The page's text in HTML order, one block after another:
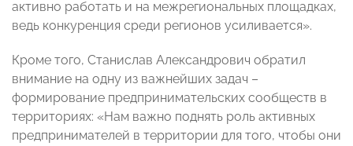
активно работать и на межрегиональных площадках,
ведь конкуренция среди регионов усиливается».
Кроме того, Станислав Александрович обратил
внимание на одну из важнейших задач –
формирование предпринимательских сообществ в
территориях: «Нам важно поднять роль активных
предпринимателей в территории для того, чтобы они